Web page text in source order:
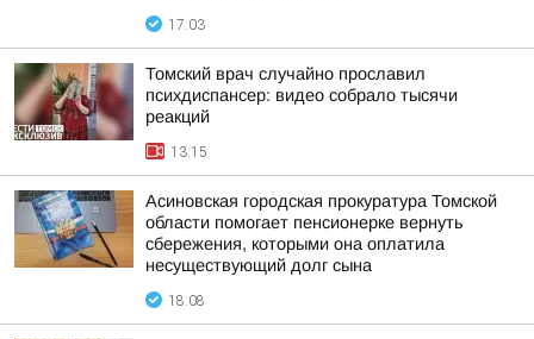
17:03
Томский врач случайно прославил
психдиспансер: видео собрало тысячи
реакций
13:15
Асиновская городская прокуратура Томской
области помогает пенсионерке вернуть
сбережения, которыми она оплатила
несуществующий долг сына
18:08